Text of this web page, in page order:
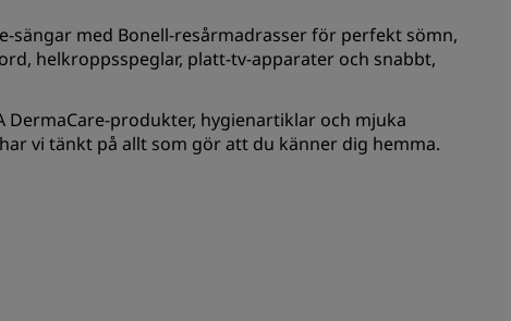
Radisson Rewards
Förmåner
Så här använder du poäng
sängar med Bonell-resårmadrasser för perfekt sömn,
helkroppsspeglar, platt-tv-apparater och snabbt,
DermaCare-produkter, hygienartiklar och mjuka
vi tänkt på allt som gör att du känner dig hemma.